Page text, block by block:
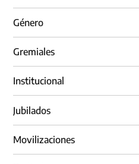
Género
Gremiales
Institucional
Jubilados
Movilizaciones